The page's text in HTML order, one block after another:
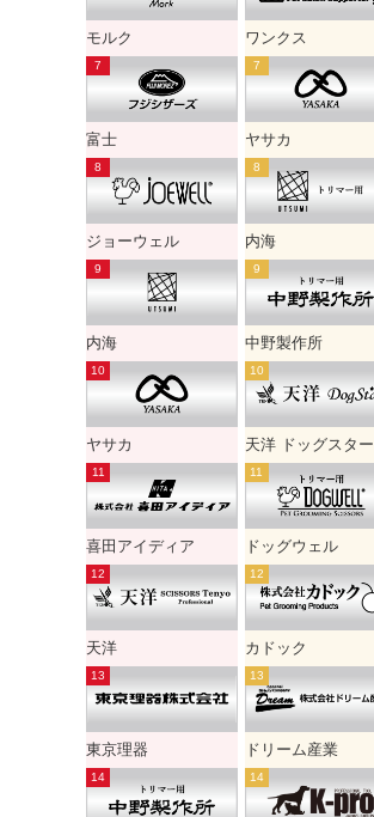
モルク
富士
ジョーウェル
内海
ヤサカ
喜田アイディア
天洋
東京理器
ワンクス
ヤサカ
内海
中野製作所
天洋 ドッグスター
ドッグウェル
カドック
ドリーム産業